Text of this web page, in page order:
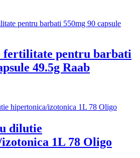
fertilitate pentru barbati
49.5g Raab
dilutie
1L 78 Oligo